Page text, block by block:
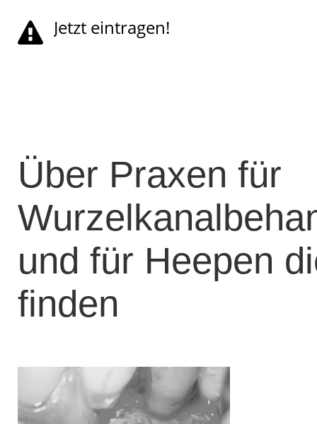
Jetzt eintragen!
Über Praxen für
und für Heepen
finden